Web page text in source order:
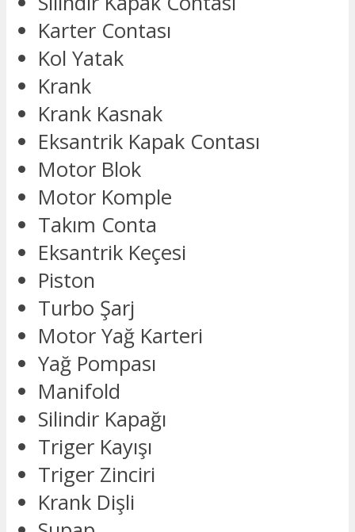
Karter Contası
Kol Yatak
Krank
Krank Kasnak
Eksantrik Kapak Contası
Motor Blok
Motor Komple
Takım Conta
Eksantrik Keçesi
Piston
Turbo Şarj
Motor Yağ Karteri
Yağ Pompası
Manifold
Silindir Kapağı
Triger Kayışı
Triger Zinciri
Krank Dişli